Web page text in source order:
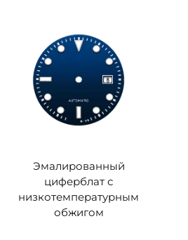
Эмалированный
циферблат с
низкотемпературным
обжигом